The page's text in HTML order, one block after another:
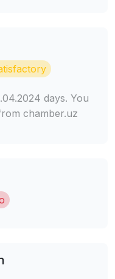
days. You
chamber.uz